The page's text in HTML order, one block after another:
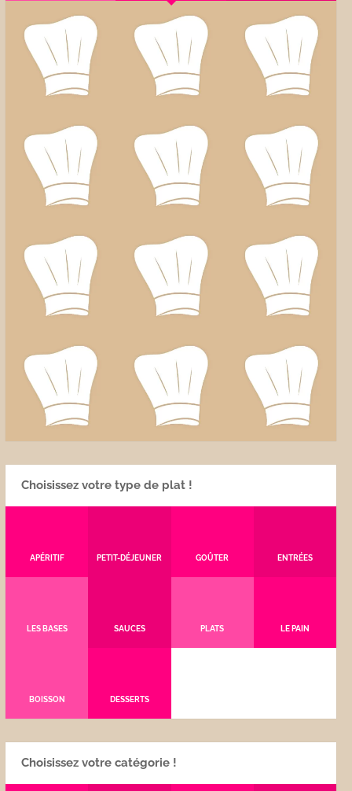
Choisissez votre type de plat !
APÉRITIF PETIT-DÉJEUNER GOÛTER ENTRÉES
LES BASES SAUCES PLATS LE PAIN
BOISSON DESSERTS
Choisissez votre catégorie !